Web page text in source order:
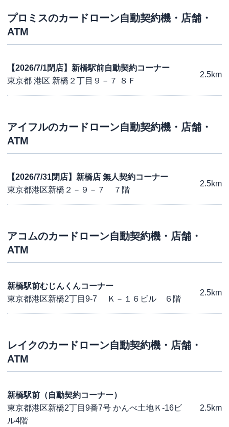
プロミスのカードローン自動契約機・店舗・
ATM
【2026/7/1閉店】新橋駅前自動契約コーナー
東京都 港区 新橋２丁目９－７ ８Ｆ
2.5km
アイフルのカードローン自動契約機・店舗・
ATM
【2026/7/31閉店】新橋店 無人契約コーナー
東京都港区新橋２－９－７ ７階
2.5km
アコムのカードローン自動契約機・店舗・
ATM
新橋駅前むじんくんコーナー
東京都港区新橋2丁目9-7 Ｋ－１６ビル ６階
2.5km
レイクのカードローン自動契約機・店舗・
ATM
新橋駅前（自動契約コーナー）
東京都港区新橋2丁目9番7号 かんべ土地Ｋ-16ビ
ル4階
2.5km